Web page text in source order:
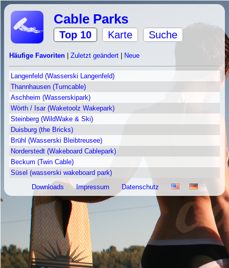
Cable Parks
Top 10 Karte Suche
Häufige Favoriten Zuletzt geändert Neue
Langenfeld (Wasserski Langenfeld)
Thannhausen (Turncable)
Aschheim (Wasserskipark)
Wörth / Isar (Waketoolz Wakepark)
Steinberg (WildWake & Ski)
Duisburg (the Bricks)
Brühl (Wasserski Bleibtreusee)
Norderstedt (Wakeboard Cablepark)
Beckum (Twin Cable)
Süsel (wasserski wakeboard park)
Downloads
Impressum Datenschutz